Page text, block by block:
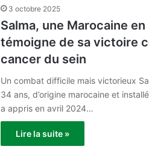
3 octobre 2025
Salma, une Marocaine en
témoigne de sa victoire
cancer du sein
Un combat difficile mais victorieux
34 ans, d’origine marocaine et
a appris en avril 2024…
Lire la suite »